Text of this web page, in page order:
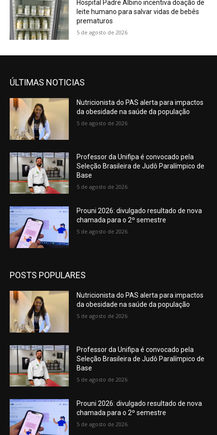
Hospital Padre Albino incentiva doação de
leite humano para salvar vidas de bebês
prematuros
5 de agosto de 2026
ÚLTIMAS NOTICIAS
Nutricionista do PAS alerta para impactos
da obesidade na saúde da população
5 de agosto de 2026
Professor da Unifipa é convocado pela
Seleção Brasileira de Judô Paralímpico de
Base
5 de agosto de 2026
Prouni 2026: divulgado resultado de nova
chamada para o 2º semestre
5 de agosto de 2026
POSTS POPULARES
Nutricionista do PAS alerta para impactos
da obesidade na saúde da população
5 de agosto de 2026
Professor da Unifipa é convocado pela
Seleção Brasileira de Judô Paralímpico de
Base
5 de agosto de 2026
Prouni 2026: divulgado resultado de nova
chamada para o 2º semestre
5 de agosto de 2026